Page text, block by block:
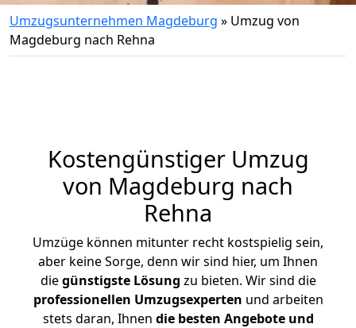
Umzugsunternehmen Magdeburg » Umzug von
Magdeburg nach Rehna
Kostengünstiger Umzug
von Magdeburg nach
Rehna
Umzüge können mitunter recht kostspielig sein,
aber keine Sorge, denn wir sind hier, um Ihnen
diegünstigste Lösung zu bieten. Wir sind die
professionellen Umzugsexperten und arbeiten
stets daran, Ihnen die besten Angebote und